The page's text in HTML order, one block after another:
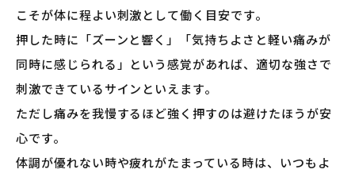
こそが体に程よい刺激として働く目安です。
押した時に「ズーンと響く」「気持ちよさと軽い痛みが
同時に感じられる」という感覚があれば、適切な強さで
刺激できているサインといえます。
ただし痛みを我慢するほど強く押すのは避けたほうが安
心です。
体調が優れない時や疲れがたまっている時は、いつもよ